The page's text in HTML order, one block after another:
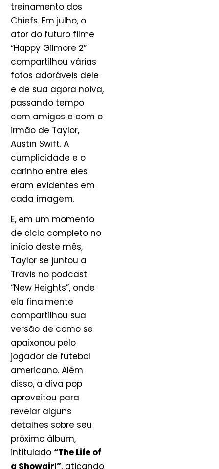
treinamento dos
Chiefs. Em julho, o
ator do futuro filme
“Happy Gilmore 2”
compartilhou várias
fotos adoráveis dele
e de sua agora noiva,
passando tempo
com amigos e com o
irmão de Taylor,
Austin Swift. A
cumplicidade e o
carinho entre eles
eram evidentes em
cada imagem.
E, em um momento
de ciclo completo no
início deste mês,
Taylor se juntou a
Travis no podcast
“New Heights”, onde
ela finalmente
compartilhou sua
versão de como se
apaixonou pelo
jogador de futebol
americano. Além
disso, a diva pop
aproveitou para
revelar alguns
detalhes sobre seu
próximo álbum,
intitulado “The Life of
a Showgirl”, atiçando